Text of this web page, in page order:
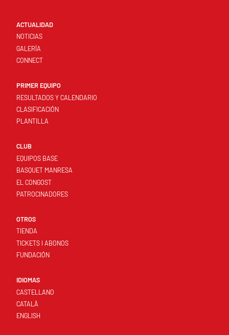
ACTUALIDAD
NOTICIAS
GALERÍA
CONNECT
PRIMER EQUIPO
RESULTADOS Y CALENDARIO
CLASIFICACIÓN
PLANTILLA
CLUB
EQUIPOS BASE
BASQUET MANRESA
EL CONGOST
PATROCINADORES
OTROS
TIENDA
TICKETS I ABONOS
FUNDACIÓN
IDIOMAS
CASTELLANO
CATALÀ
ENGLISH